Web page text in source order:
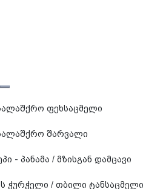
ფეხსაცმელი
შარვალი
- პანამა / მზისგან დამცავი
ჭურჭელი / თბილი ტანსაცმელი